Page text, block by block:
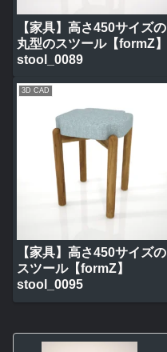
【家具】高さ450サイズの
丸型のスツール【formZ】
stool_0089
3D CAD
【家具】高さ450サイズの
スツール【formZ】
stool_0095